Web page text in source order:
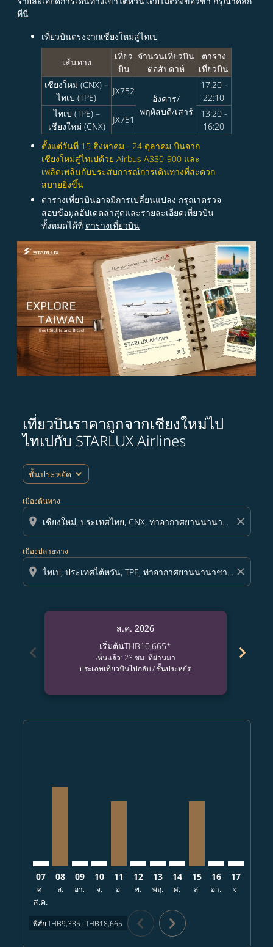
ที่นี่
เที่ยวบินตรงจากเชียงใหม่สู่ไทเป
เส้นทาง
เที่ยว
บิน
จำนวนเที่ยวบิน
ต่อสัปดาห์
ตาราง
เที่ยวบิน
เชียงใหม่ (CNX) –
ไทเป (TPE)
JX752
อังคาร/
พฤหัสบดี/เสาร์
17:20 -
22:10
ไทเป (TPE) –
เชียงใหม่ (CNX)
JX751
13:20 -
16:20
ตั้งแต่วันที่ 15 สิงหาคม - 24 ตุลาคม บินจาก
เชียงใหม่สู่ไทเปด้วย Airbus A330-900 และ
เพลิดเพลินกับประสบการณ์การเดินทางที่สะดวก
สบายยิ่งขึ้น
ตารางเที่ยวบินอาจมีการเปลี่ยนแปลง กรุณาตรวจ
สอบข้อมูลอัปเดตล่าสุดและรายละเอียดเที่ยวบิน
ทั้งหมดได้ที่ ตารางเที่ยวบิน
เที่ยวบินราคาถูกจากเชียงใหม่ไป
ไทเปกับ STARLUX Airlines
ชั้นประหยัด expand_more
เมืองต้นทาง
location_on close
เมืองปลายทาง
location_on close
chevron_left
ส.ค. 2026
เริ่มต้นTHB10,665*
เห็นแล้ว: 23 ชม. ที่ผ่านมา
ประเภทเที่ยวบินไปกลับ/ชั้นประหยัด
chevron_right
07
ศ.
ส.ค.
08
ส.
09
อา.
10
จ.
11
อ.
12
พ.
13
พฤ.
14
ศ.
15
ส.
16
อา.
17
จ.
พิสัยTHB9,335-THB18,665 chevron_left chevron_right